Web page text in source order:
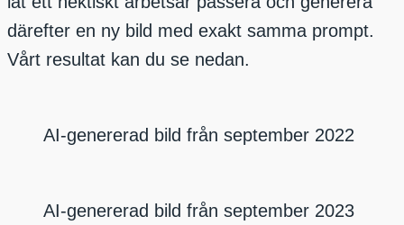
därefter en ny bild med exakt samma prompt.
Vårt resultat kan du se nedan.
AI-genererad bild från september 2022
AI-genererad bild från september 2023